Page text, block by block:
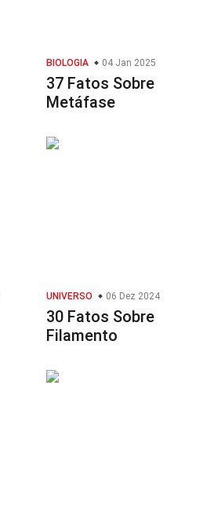
BIOLOGIA 04 Jan 2025
37 Fatos Sobre
Metáfase
UNIVERSO 06 Dez 2024
30 Fatos Sobre
Filamento